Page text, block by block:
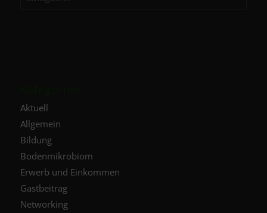
Aktuell
Allgemein
Bildung
Bodenmikrobiom
Erwerb und Einkommen
Gastbeitrag
Networking